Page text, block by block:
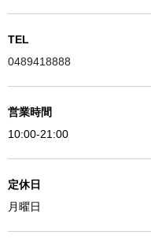
TEL
0489418888
営業時間
10:00-21:00
定休日
月曜日